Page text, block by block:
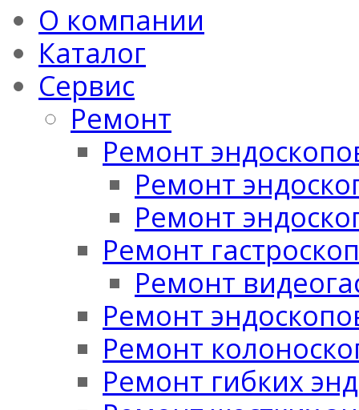
О компании
Каталог
Сервис
Ремонт
Ремонт
Ремонт
Ремонт
Ремонт
Ремонт
Ремонт
Ремонт
Ремонт гибких